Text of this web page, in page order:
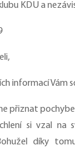
KDU a
informací Vám
přiznat
si vzal na
díky